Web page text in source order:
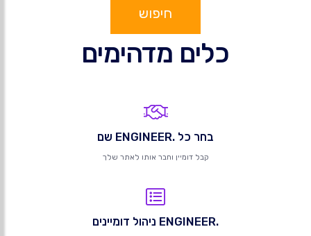
חיפוש
כלים מדהימים
בחר כל .ENGINEER שם
קבל דומיין וחבר אותו לאתר שלך
.ENGINEER ניהול דומיינים